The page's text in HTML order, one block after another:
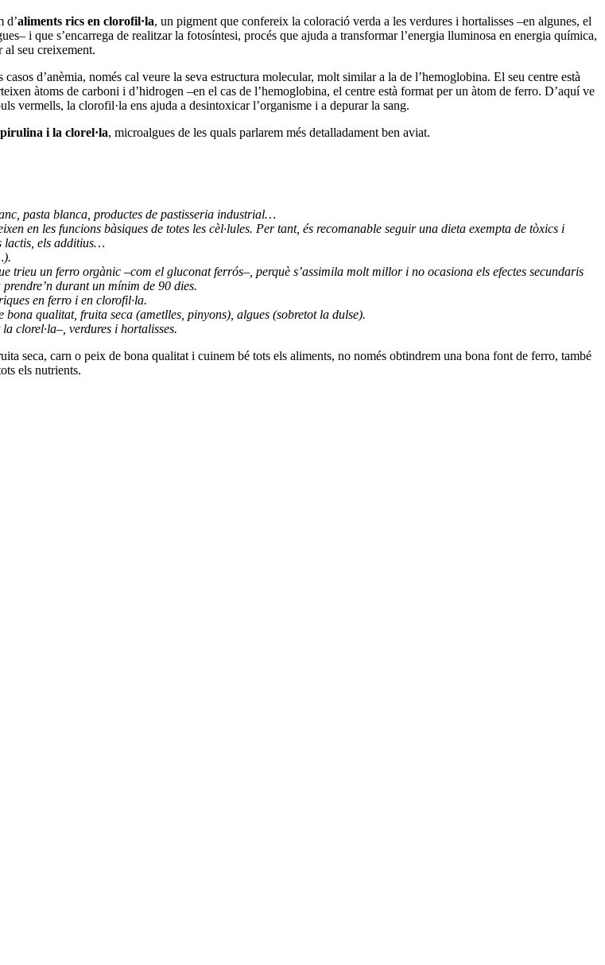
d’aliments rics en clorofil·la, un pigment que confereix la coloració verda a les verdures i hortalisses –en algunes, el
i que s’encarrega de realitzar la fotosíntesi, procés que ajuda a transformar l’energia lluminosa en energia química,
al seu creixement.
d’anèmia, només cal veure la seva estructura molecular, molt similar a la de l’hemoglobina. El seu centre està
àtoms de carboni i d’hidrogen –en el cas de l’hemoglobina, el centre està format per un àtom de ferro. D’aquí ve
vermells, la clorofil·la ens ajuda a desintoxicar l’organisme i a depurar la sang.
i la clorel·la, microalgues de les quals parlarem més detalladament ben aviat.
pasta blanca, productes de pastisseria industrial…
en les funcions bàsiques de totes les cèl·lules. Per tant, és recomanable seguir una dieta exempta de tòxics i
lactis, els additius…
trieu un ferro orgànic –com el gluconat ferrós–, perquè s’assimila molt millor i no ocasiona els efectes secundaris
durant un mínim de 90 dies.
en ferro i en clorofil·la.
qualitat, fruita seca (ametlles, pinyons), algues (sobretot la dulse).
clorel·la–, verdures i hortalisses.
seca, carn o peix de bona qualitat i cuinem bé tots els aliments, no només obtindrem una bona font de ferro, també
els nutrients.